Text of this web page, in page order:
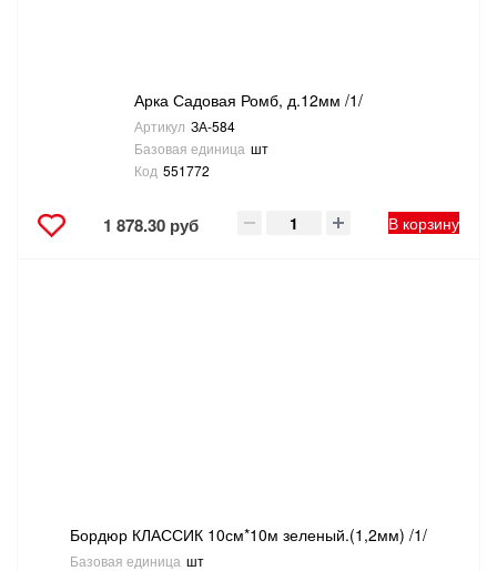
Арка Садовая Ромб, д.12мм /1/
Артикул ЗА-584
Базовая единица шт
Код 551772
1 878.30 руб В корзину
Бордюр КЛАССИК 10см*10м зеленый.(1,2мм) /1/
Базовая единица шт